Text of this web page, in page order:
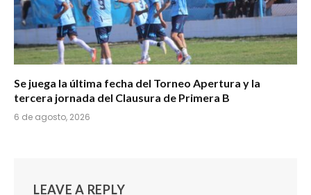
Se juega la última fecha del Torneo Apertura y la
tercera jornada del Clausura de Primera B
6 de agosto, 2026
LEAVE A REPLY